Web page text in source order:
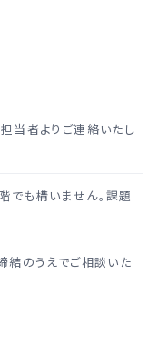
当者よりご連絡いたし
でも構いません。課題
結のうえでご相談いた